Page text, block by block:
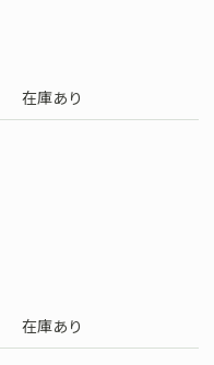
在庫あり
在庫あり